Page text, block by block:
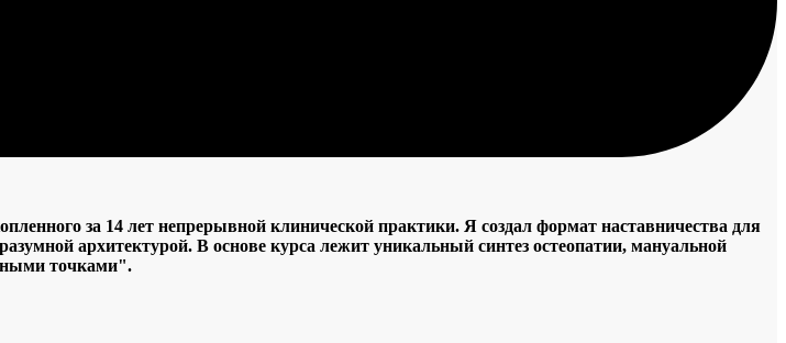
за 14 лет непрерывной клинической практики. Я создал формат наставничества для
архитектурой. В основе курса лежит уникальный синтез остеопатии, мануальной
точками".